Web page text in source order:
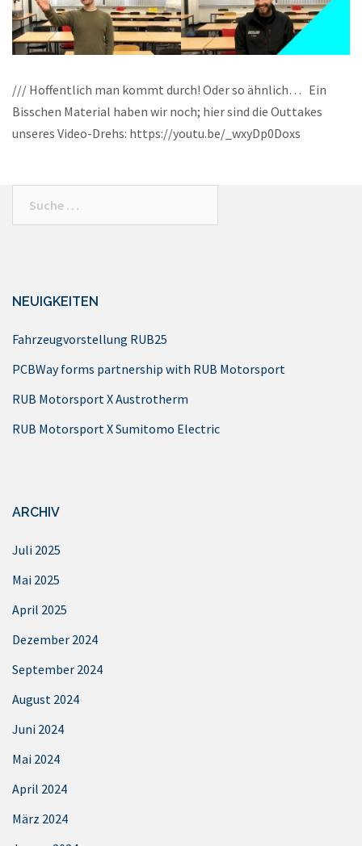
/// Hoffentlich man kommt durch! Oder so ähnlich… Ein
Bisschen Material haben wir noch; hier sind die Outtakes
unseres Video-Drehs: https://youtu.be/_wxyDp0Doxs
NEUIGKEITEN
Fahrzeugvorstellung RUB25
PCBWay forms partnership with RUB Motorsport
RUB Motorsport X Austrotherm
RUB Motorsport X Sumitomo Electric
ARCHIV
Juli 2025
Mai 2025
April 2025
Dezember 2024
September 2024
August 2024
Juni 2024
Mai 2024
April 2024
März 2024